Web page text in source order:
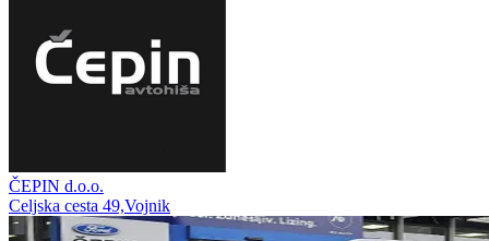
ČEPIN d.o.o.
Celjska cesta 49,Vojnik